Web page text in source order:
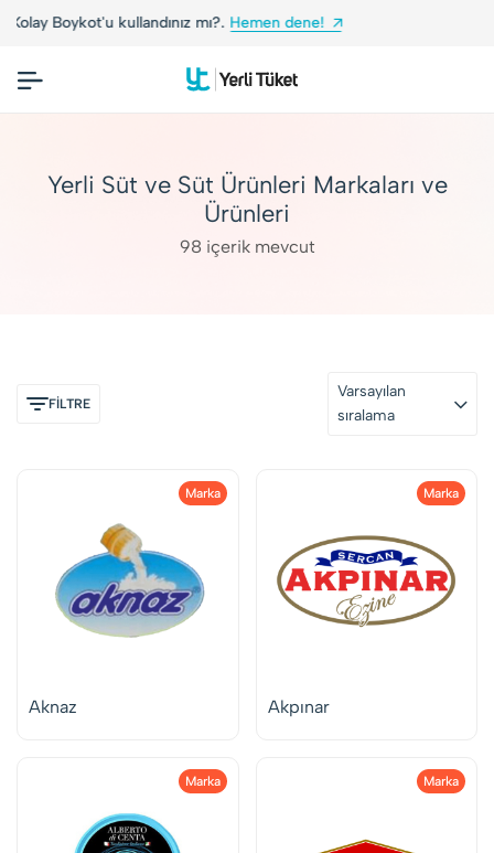
Hemen dene! Yerli Tüketiciler, Yerli
Yerli Süt ve Süt Ürünleri Markaları ve
Ürünleri
98 içerik mevcut
FİLTRE
Varsayılan
sıralama
Marka
Aknaz
Marka
Akpınar
Marka Marka